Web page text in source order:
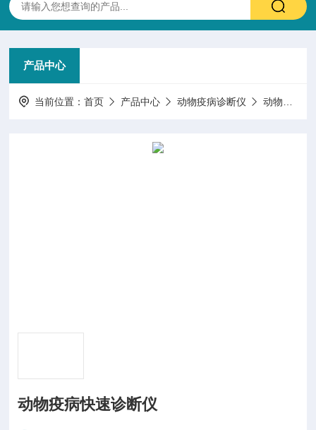
产品中心
当前位置：首页 产品中心 动物疫病诊断仪 动物疫病诊断仪
动物疫病快速诊断仪